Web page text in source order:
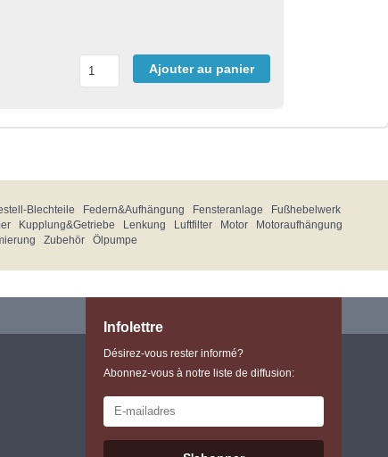
Ajouter au panier
Blechteile Federn&Aufhängung Fensteranlage
Fußhebelwerk
Kupplung&Getriebe Lenkung Luftfilter Motor
Motoraufhängung
Zubehör Ölpumpe
Infolettre
Désirez-vous rester informé?
Abonnez-vous à notre liste de diffusion: